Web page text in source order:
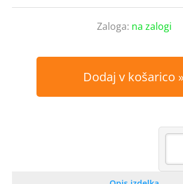
Zaloga: na zalogi
Dodaj v košarico